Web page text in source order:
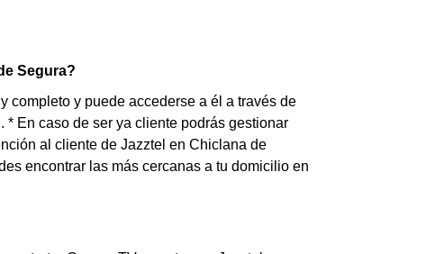
Segura?
completo y puede accederse a él a través de
En caso de ser ya cliente podrás gestionar
al cliente de Jazztel en Chiclana de
encontrar las más cercanas a tu domicilio en